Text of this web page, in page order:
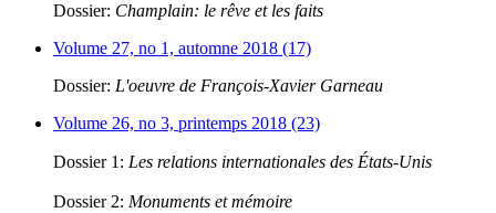
Dossier: Champlain: le rêve et les faits
Volume 27, no 1, automne 2018 (17)
Dossier: L'oeuvre de François-Xavier Garneau
Volume 26, no 3, printemps 2018 (23)
Dossier 1: Les relations internationales des États-Unis
Dossier 2: Monuments et mémoire